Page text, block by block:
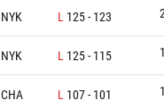
NYK L 125- 123
NYK L 125- 115
CHA L 107- 101